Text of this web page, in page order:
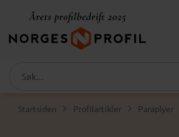
Startsiden Profilartikler Paraplyer